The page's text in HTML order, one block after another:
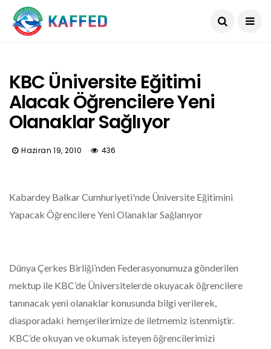
KBC Üniversite Eğitimi
Alacak Öğrencilere Yeni
Olanaklar Sağlıyor
Haziran 19, 2010 436
Kabardey Balkar Cumhuriyeti'nde Üniversite Eğitimini
Yapacak Öğrencilere Yeni Olanaklar Sağlanıyor
Dünya Çerkes Birliği’nden Federasyonumuza gönderilen
mektup ile KBC’de Üniversitelerde okuyacak öğrencilere
tanınacak yeni olanaklar konusunda bilgi verilerek,
diasporadaki hemşerilerimize de iletmemiz istenmiştir.
KBC’de okuyan ve okumak isteyen öğrencilerimizi